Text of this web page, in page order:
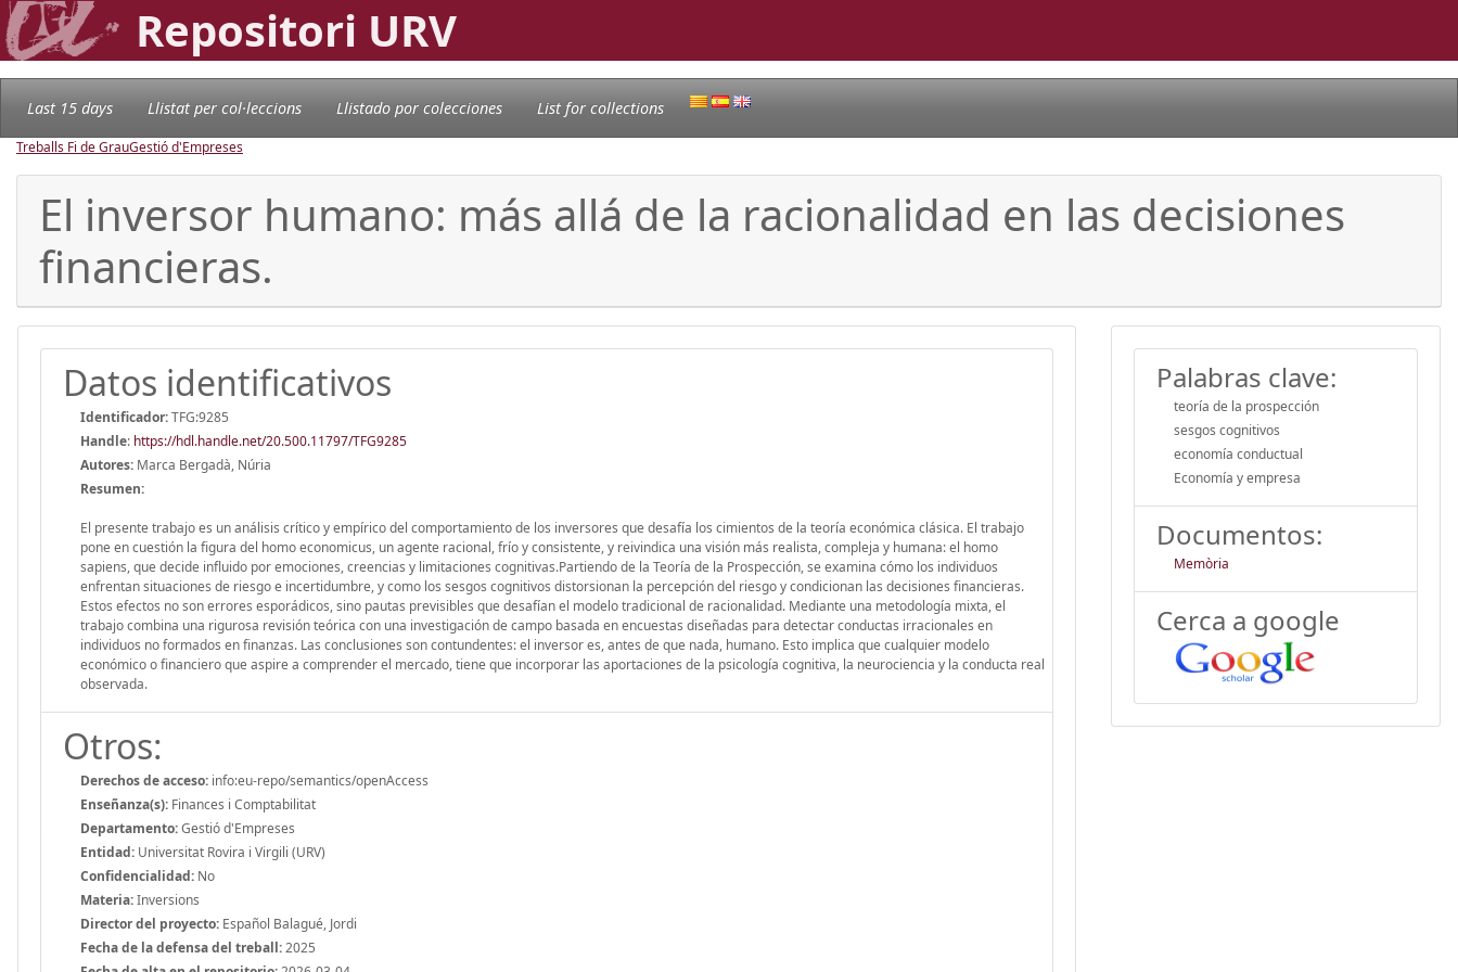
Repositori URV
Last 15 days Llistat per col·leccions Llistado por colecciones List for collections
Treballs Fi de GrauGestió d'Empreses
El inversor humano: más allá de la racionalidad en las decisiones
financieras.
Datos identificativos
Identificador:TFG:9285
Handle: https://hdl.handle.net/20.500.11797/TFG9285
Autores: Marca Bergadà, Núria
Resumen:
El presente trabajo es un análisis crítico y empírico del comportamiento de los inversores que desafía los cimientos de la teoría económica clásica. El trabajo
pone en cuestión la figura del homo economicus, un agente racional, frío y consistente, y reivindica una visión más realista, compleja y humana: el homo
sapiens, que decide influido por emociones, creencias y limitaciones cognitivas.Partiendo de la Teoría de la Prospección, se examina cómo los individuos
enfrentan situaciones de riesgo e incertidumbre, y como los sesgos cognitivos distorsionan la percepción del riesgo y condicionan las decisiones financieras.
Estos efectos no son errores esporádicos, sino pautas previsibles que desafían el modelo tradicional de racionalidad. Mediante una metodología mixta, el
trabajo combina una rigurosa revisión teórica con una investigación de campo basada en encuestas diseñadas para detectar conductas irracionales en
individuos no formados en finanzas. Las conclusiones son contundentes: el inversor es, antes de que nada, humano. Esto implica que cualquier modelo
económico o financiero que aspire a comprender el mercado, tiene que incorporar las aportaciones de la psicología cognitiva, la neurociencia y la conducta real
observada.
Otros:
Derechos de acceso: info:eu-repo/semantics/openAccess
Enseñanza(s): Finances i Comptabilitat
Departamento:Gestió d'Empreses
Entidad: Universitat Rovira i Virgili (URV)
Confidencialidad: No
Materia:Inversions
Director del proyecto: Español Balagué, Jordi
Fecha de la defensa del treball:2025
Palabras clave:
teoría de la prospección
sesgos cognitivos
economía conductual
Economía y empresa
Documentos:
Memòria
Cerca a google